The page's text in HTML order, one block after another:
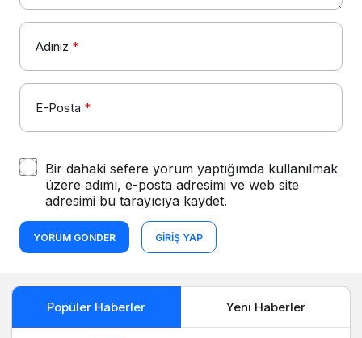
üzere adımı, e-posta adresimi ve web site
adresimi bu tarayıcıya kaydet.
YORUM GÖNDER GIRIŞ YAP
Popüler Haberler Yeni Haberler